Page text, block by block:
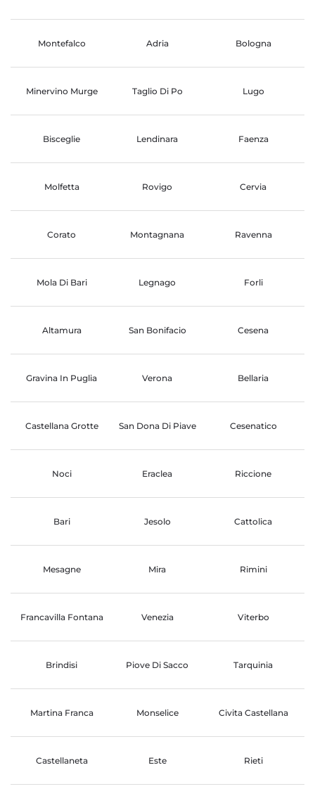
Montefalco Adria Bologna
Minervino Murge Taglio Di Po Lugo
Bisceglie Lendinara Faenza
Molfetta Rovigo Cervia
Corato Montagnana Ravenna
Mola Di Bari Legnago Forli
Altamura San Bonifacio Cesena
Gravina In Puglia Verona Bellaria
Castellana Grotte San Dona Di Piave Cesenatico
Noci Eraclea Riccione
Bari Jesolo Cattolica
Mesagne Mira Rimini
Francavilla Fontana Venezia Viterbo
Brindisi Piove Di Sacco Tarquinia
Martina Franca Monselice Civita Castellana
Castellaneta Este Rieti